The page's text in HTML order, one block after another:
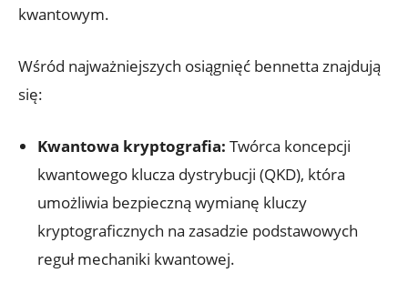
kwantowym.
Wśród najważniejszych osiągnięć bennetta znajdują
się:
Kwantowa kryptografia: Twórca koncepcji
kwantowego klucza dystrybucji (QKD), która
umożliwia bezpieczną wymianę kluczy
kryptograficznych na zasadzie podstawowych
reguł mechaniki kwantowej.